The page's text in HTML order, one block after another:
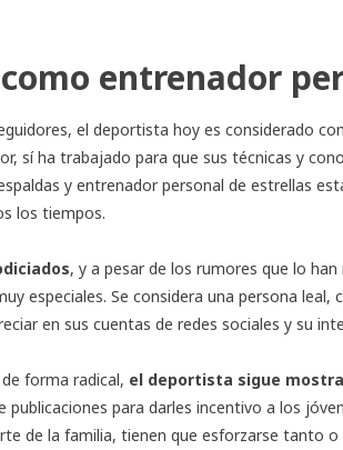
entrenador
el deportista hoy es considerado
sí ha trabajado para que sus técnicas y
y entrenador personal de estrellas
los tiempos.
, y a pesar de los rumores que lo
especiales. Se considera una persona
en sus cuentas de redes sociales y su
forma radical, el deportista sigue
publicaciones para darles incentivo a los
de la familia, tienen que esforzarse tanto